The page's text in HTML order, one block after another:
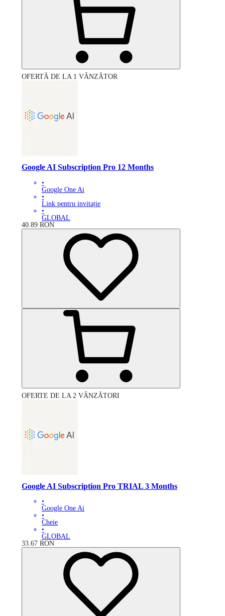
OFERTĂ DE LA 1 VÂNZĂTOR
Google AI Subscription Pro 12 Months
•
Google One Ai
•
Link pentru invitație
•
GLOBAL
40.89 RON
OFERTE DE LA 2 VÂNZĂTORI
Google AI Subscription Pro TRIAL 3 Months
•
Google One Ai
•
Cheie
•
GLOBAL
33.67 RON